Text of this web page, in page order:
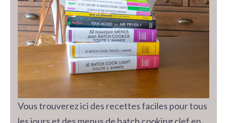
Vous trouverez ici des recettes faciles pour tous